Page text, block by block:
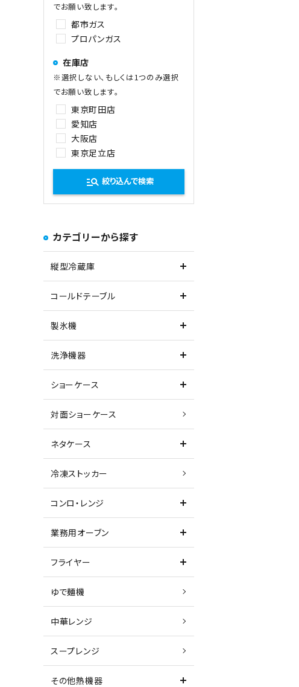
でお願い致します。
都市ガス
プロパンガス
在庫店
※選択しない、もしくは1つのみ選択
でお願い致します。
東京町田店
愛知店
大阪店
東京足立店
manage_search 絞り込んで検索
カテゴリーから探す
縦型冷蔵庫
コールドテーブル
製氷機
洗浄機器
ショーケース
対面ショーケース
ネタケース
冷凍ストッカー
コンロ・レンジ
業務用オーブン
フライヤー
ゆで麺機
中華レンジ
スープレンジ
その他熱機器